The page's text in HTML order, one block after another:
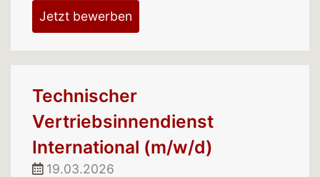
Jetzt bewerben
Technischer
Vertriebsinnendienst
International (m/w/d)
19.03.2026